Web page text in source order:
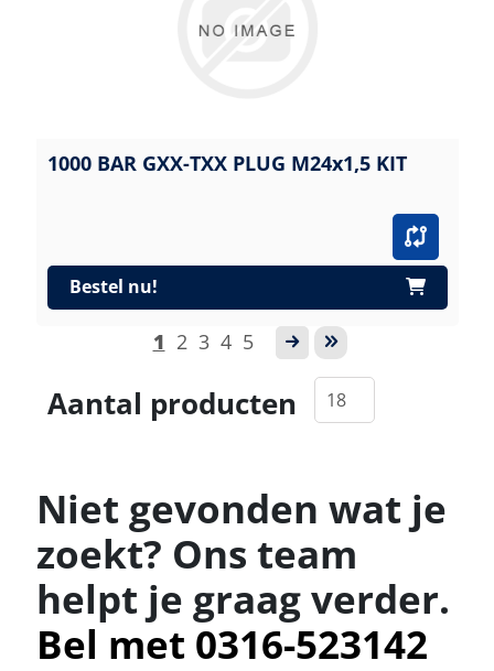
1000 BAR GXX-TXX PLUG M24x1,5 KIT
Bestel nu!
1 2 3 4 5
Aantal producten
Niet gevonden wat je
zoekt? Ons team
helpt je graag verder.
Bel met 0316-523142